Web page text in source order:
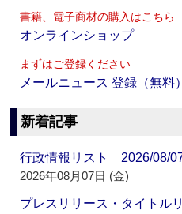
書籍、電子商材の購入はこちら
オンラインショップ
まずはご登録ください
メールニュース 登録（無料）
新着記事
行政情報リスト 2026/08/
2026年08月07日 (金)
プレスリリース・タイト